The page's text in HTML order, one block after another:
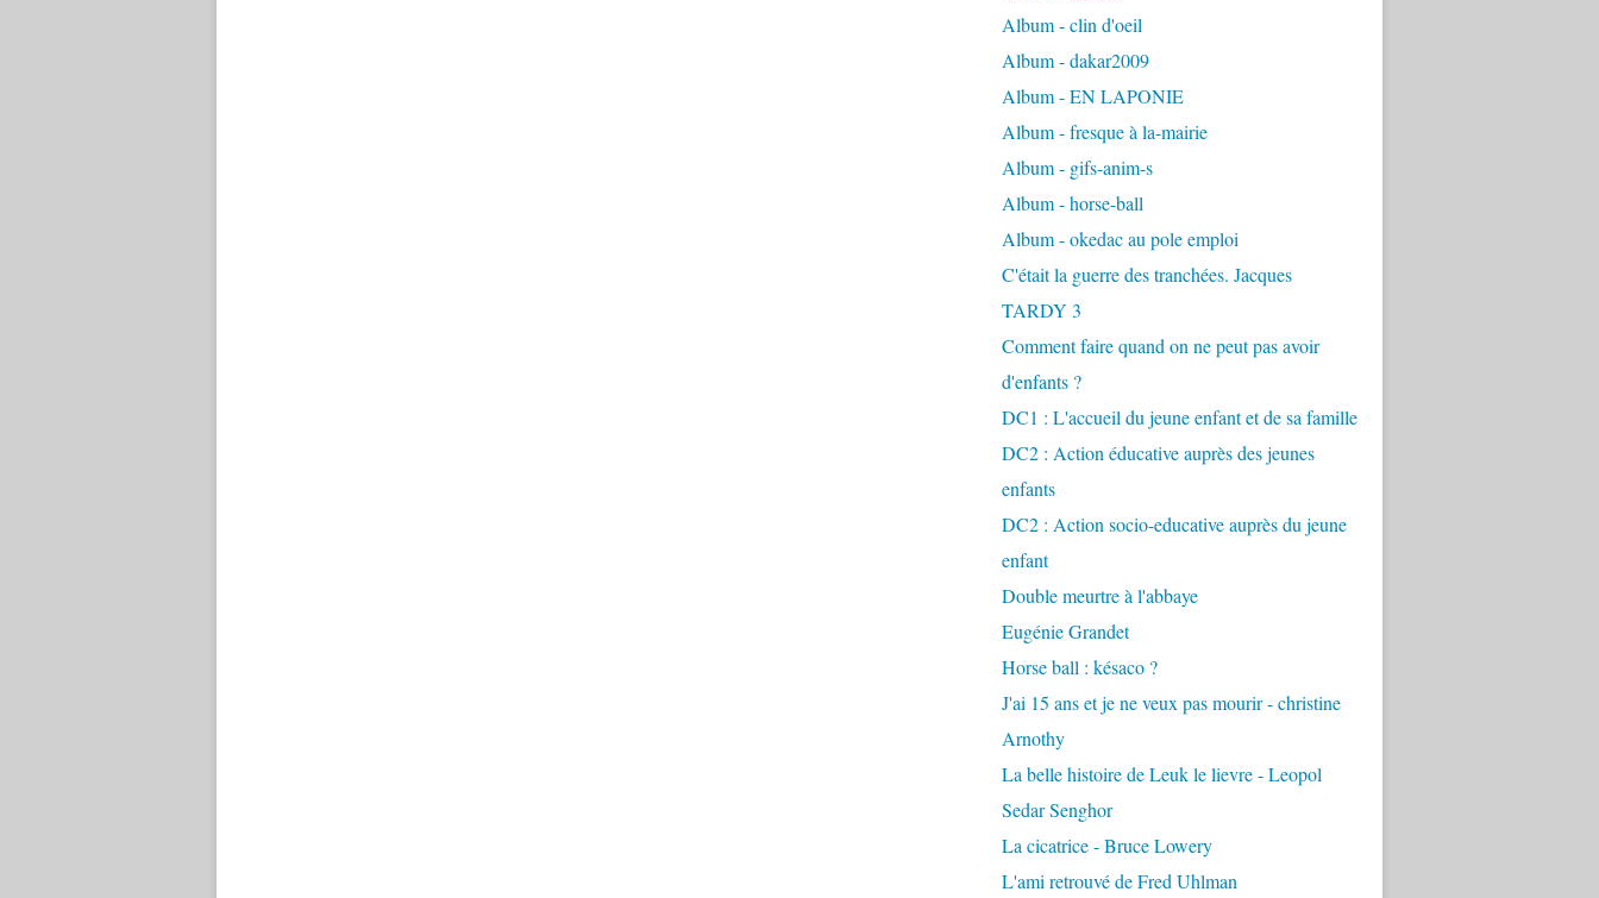
Album - clin d'oeil
Album - dakar2009
Album - EN LAPONIE
Album - fresque à la-mairie
Album - gifs-anim-s
Album - horse-ball
Album - okedac au pole emploi
C'était la guerre des tranchées. Jacques
TARDY 3
Comment faire quand on ne peut pas avoir
d'enfants ?
DC1 : L'accueil du jeune enfant et de sa famille
DC2 : Action éducative auprès des jeunes
enfants
DC2 : Action socio-educative auprès du jeune
enfant
Double meurtre à l'abbaye
Eugénie Grandet
Horse ball : késaco ?
J'ai 15 ans et je ne veux pas mourir - christine
Arnothy
La belle histoire de Leuk le lievre - Leopol
Sedar Senghor
La cicatrice - Bruce Lowery
L'ami retrouvé de Fred Uhlman